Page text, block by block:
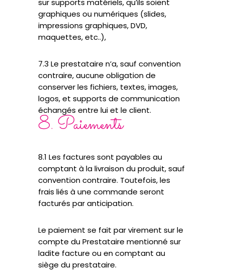
sur supports matériels, qu’ils soient
graphiques ou numériques (slides,
impressions graphiques, DVD,
maquettes, etc..),
7.3 Le prestataire n’a, sauf convention
contraire, aucune obligation de
conserver les fichiers, textes, images,
logos, et supports de communication
échangés entre lui et le client.
8. Paiements
8.1 Les factures sont payables au
comptant à la livraison du produit, sauf
convention contraire. Toutefois, les
frais liés à une commande seront
facturés par anticipation.
Le paiement se fait par virement sur le
compte du Prestataire mentionné sur
ladite facture ou en comptant au
siège du prestataire.